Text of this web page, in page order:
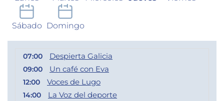
Sábado Domingo
07:00 Despierta Galicia
09:00 Un café con Eva
12:00 Voces de Lugo
14:00 La Voz del deporte